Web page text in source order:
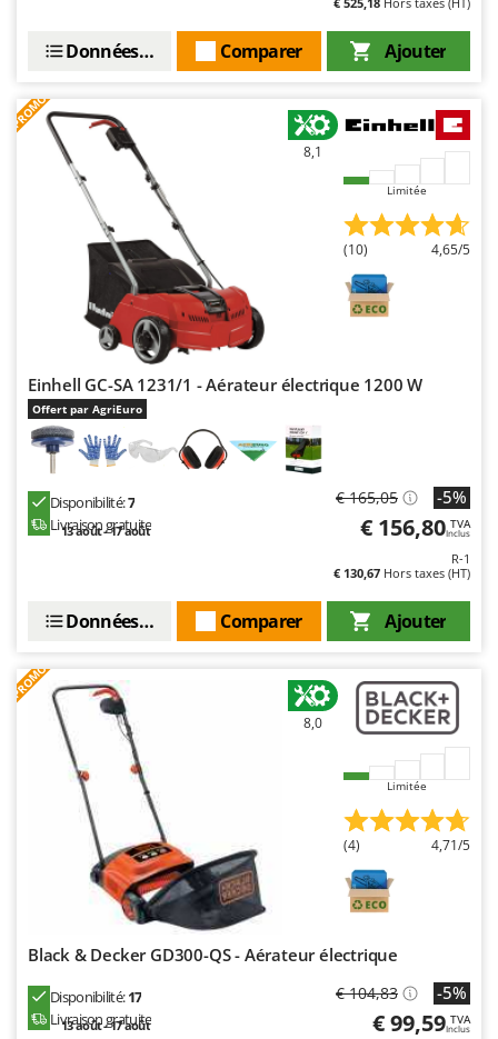
Z
Zanon
Zephir
ZGrills
Zodiac
Zomax
Ajouter
Comparer
Données techniques
PROMO
8,1
Limitée
(10) 4,65/5
Einhell GC-SA 1231/1 - Aérateur électrique 1200 W
Offert par AgriEuro
Disponibilité:7
Livraison gratuite
13 août - 17 août
€ 165,05 -5%
€ 156,80 TVA
Inclus
R-1
€ 130,67 Hors taxes (HT)
Ajouter
Comparer
Données techniques
PROMO
8,0
Limitée
(4) 4,71/5
Black & Decker GD300-QS - Aérateur électrique
Disponibilité:17
Livraison gratuite
13 août - 17 août
€ 104,83 -5%
€ 99,59 TVA
Inclus